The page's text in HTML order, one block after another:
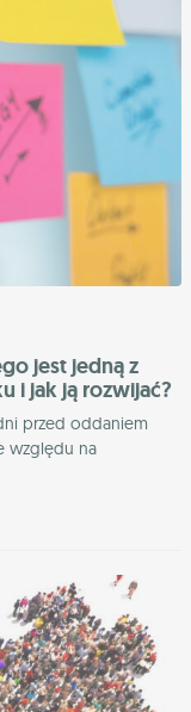
jest jedną z
i jak ją rozwijać?
przed oddaniem
względu na